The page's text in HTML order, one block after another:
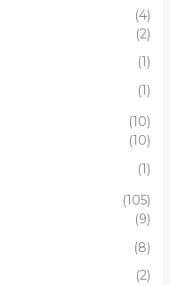
(4)
(2)
(1)
(1)
(10)
(10)
(1)
(105)
(9)
(8)
(2)